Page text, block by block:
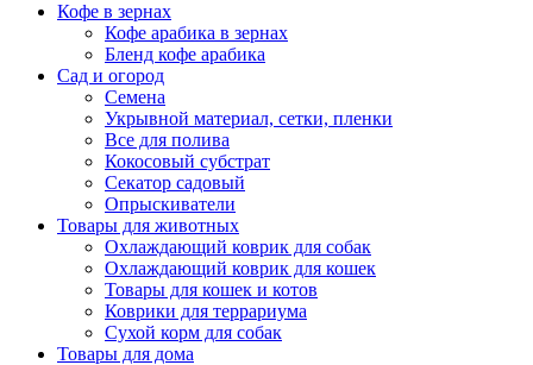
Кофе в зернах
Кофе арабика в зернах
Бленд кофе арабика
Сад и огород
Семена
Укрывной материал, сетки, пленки
Все для полива
Кокосовый субстрат
Секатор садовый
Опрыскиватели
Товары для животных
Охлаждающий коврик для собак
Охлаждающий коврик для кошек
Товары для кошек и котов
Коврики для террариума
Сухой корм для собак
Товары для дома